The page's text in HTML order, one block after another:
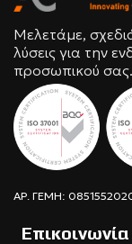
Μελετάμε,
λύσεις για την
προσωπικού σας.
ΑΡ. ΓΕΜΗ:
Επικοινωνία